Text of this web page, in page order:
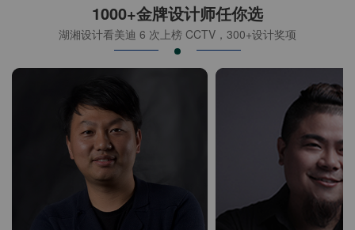
1000+金牌设计师任你选
湖湘设计看美迪 6 次上榜 CCTV，300+设计奖项